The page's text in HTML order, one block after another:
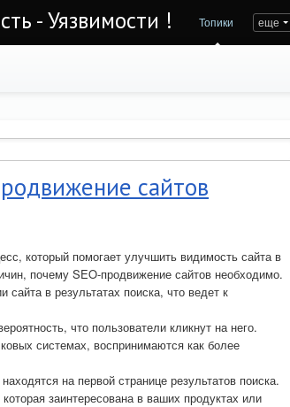
- Уязвимости ! Топики еще
сайтов
который помогает улучшить видимость сайта в
почему SEO-продвижение сайтов необходимо.
сайта в результатах поиска, что ведет к
что пользователи кликнут на него.
системах, воспринимаются как более
на первой странице результатов поиска.
заинтересована в ваших продуктах или